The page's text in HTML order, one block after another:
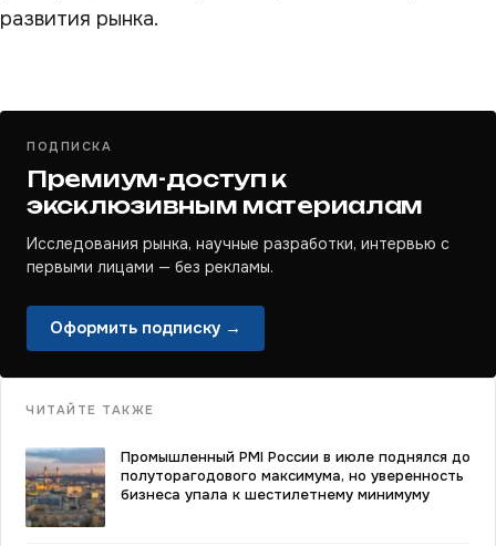
развития рынка.
ПОДПИСКА
Премиум-доступ к
эксклюзивным материалам
Исследования рынка, научные разработки, интервью с
первыми лицами — без рекламы.
Оформить подписку →
ЧИТАЙТЕ ТАКЖЕ
Промышленный PMI России в июле поднялся до
полуторагодового максимума, но уверенность
бизнеса упала к шестилетнему минимуму